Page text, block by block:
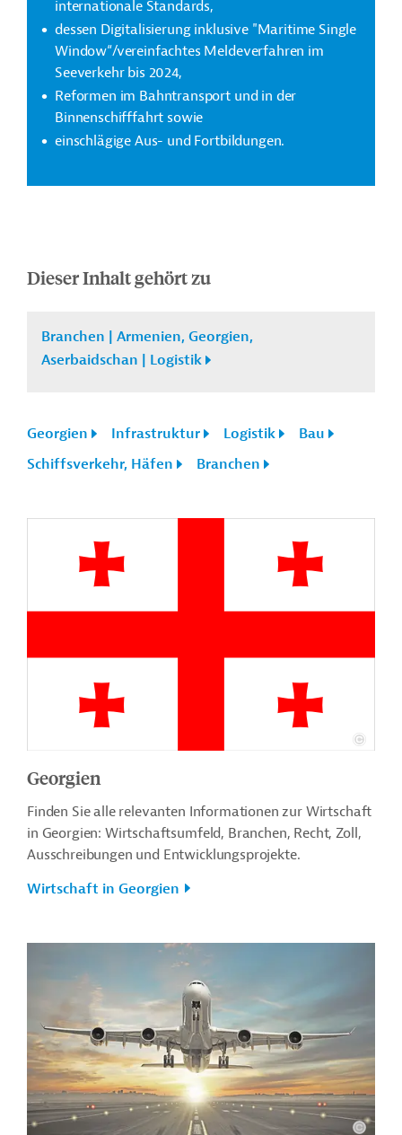
internationale Standards,
dessen Digitalisierung inklusive "Maritime Single
Window“/vereinfachtes Meldeverfahren im
Seeverkehr bis 2024,
Reformen im Bahntransport und in der
Binnenschifffahrt sowie
einschlägige Aus- und Fortbildungen.
Dieser Inhalt gehört zu
Branchen | Armenien, Georgien,
Aserbaidschan | Logistik
Georgien Infrastruktur Logistik
Bau
Schiffsverkehr, Häfen
Branchen
Georgien
Finden Sie alle relevanten Informationen zur Wirtschaft
in Georgien: Wirtschaftsumfeld, Branchen, Recht, Zoll,
Ausschreibungen und Entwicklungsprojekte.
Wirtschaft in Georgien